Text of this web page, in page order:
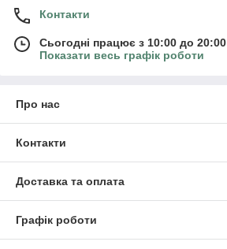
Контакти
Сьогодні працює з 10:00 до 20:00
Показати весь графік роботи
Про нас
Контакти
Доставка та оплата
Графік роботи